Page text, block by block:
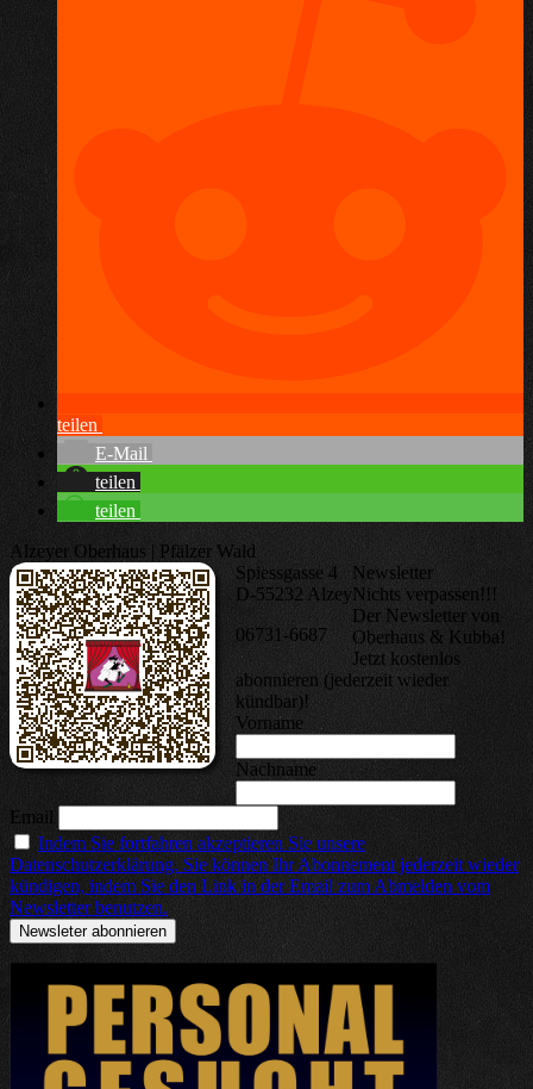
teilen
E-Mail
teilen
teilen
Alzeyer Oberhaus | Pfälzer Wald
Spiessgasse 4
D-55232 Alzey
06731-6687
Newsletter
Nichts verpassen!!!
Der Newsletter von
Oberhaus & Kubba!
Jetzt kostenlos
abonnieren (jederzeit wieder
kündbar)!
Vorname
Nachname
Email
Indem Sie fortfahren akzeptieren Sie unsere
Datenschutzerklärung. Sie können Ihr Abonnement jederzeit wieder
kündigen, indem Sie den Link in der Email zum Abmelden vom
Newsletter benutzen.